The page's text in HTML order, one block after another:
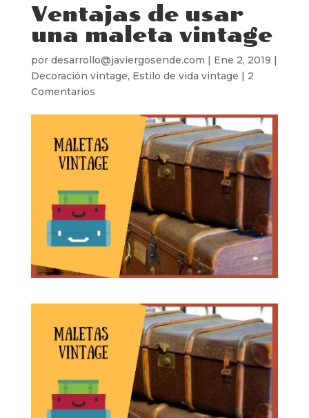
Ventajas de usar
una maleta vintage
por desarrollo@javiergosende.com | Ene 2, 2019 |
Decoración vintage, Estilo de vida vintage | 2
Comentarios